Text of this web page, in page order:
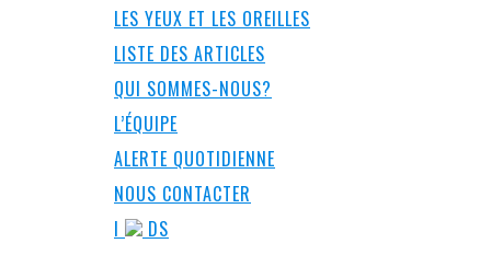
LES YEUX ET LES OREILLES
LISTE DES ARTICLES
QUI SOMMES-NOUS?
L’ÉQUIPE
ALERTE QUOTIDIENNE
NOUS CONTACTER
I
DS